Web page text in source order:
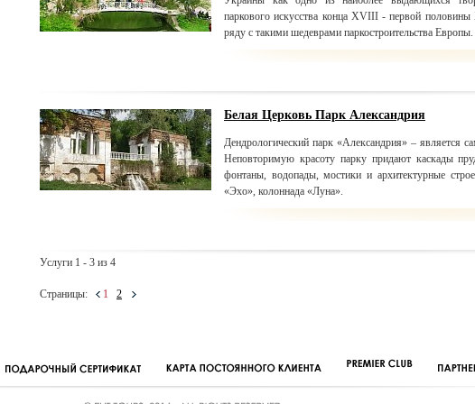
паркового искусства конца XVIII - первой
ряду с такими шедеврами паркостроительства Европы.
Белая Церковь Парк Александрия
Дендрологический парк «Александрия» – является
Неповторимую красоту парку придают каскады
фонтаны, водопады, мостики и архитектурные
«Эхо», колоннада «Луна».
Услуги 1 - 3 из 4
Страницы: 1 2